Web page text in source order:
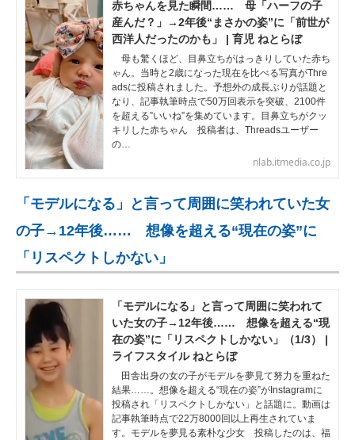
赤ちゃんを見た瞬間…… 母「ハーフの子
産んだ？」→2年後“まさかの姿”に「前世が
西洋人だったのかも」 | 育児 ねとらぼ
母も驚くほど、目鼻立ちがはっきりしていた赤ち
ゃん。当時と2歳になった現在を比べる写真がThre
adsに投稿されました。予想外の成長ぶりが話題と
なり、記事執筆時点で50万回表示を突破、2100件
を超える”いいね”を集めています。目鼻立ちがクッ
キリした赤ちゃん 投稿者は、Threadsユーザー
の…
nlab.itmedia.co.jp
「モデルになる」と言って周囲に笑われていた女
の子→12年後…… 想像を超える“現在の姿”に
「リスペクトしかない」
「モデルになる」と言って周囲に笑われて
いた女の子→12年後…… 想像を超える“現
在の姿”に「リスペクトしかない」（1/3） |
ライフスタイル ねとらぼ
田舎出身の女の子がモデルを夢見て努力を重ねた
結果……。想像を超える“現在の姿”がInstagramに
投稿され「リスペクトしかない」と話題に。動画は
記事執筆時点で22万8000回以上再生されていま
す。モデルを夢見る素朴な少女 投稿したのは、福